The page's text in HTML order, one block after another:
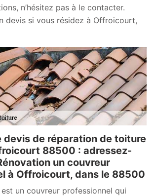
n’hésitez pas à le contacter.
devis si vous résidez à Offroicourt,
devis de réparation de toiture
88500 : adressez-
un couvreur
à Offroicourt, dans le 88500
un couvreur professionnel qui